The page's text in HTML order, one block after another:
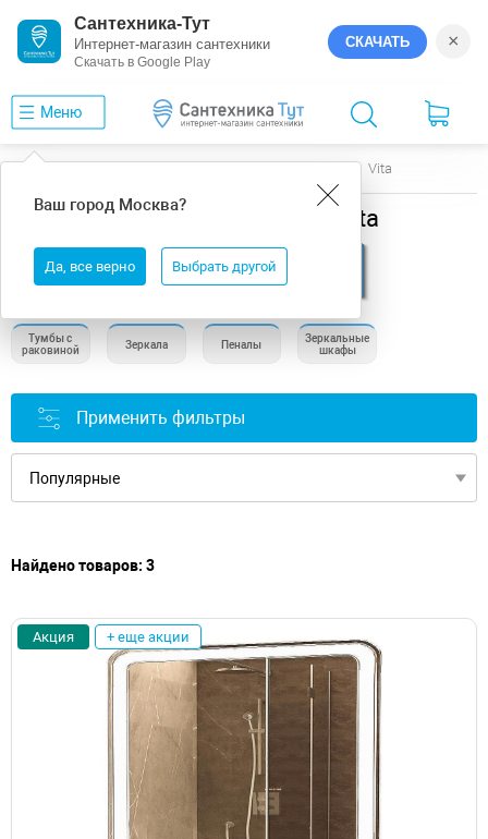
Сантехника-Тут
Интернет-магазин сантехники
Скачать в Google Play
СКАЧАТЬ ×
Меню
Ваш город Москва?
Да, все верно Выбрать другой
Vita
Мебель для ванной Art&Max Vita
Тумбы с
раковиной
Зеркала Пеналы
Зеркальные
шкафы
Применить фильтры
Найдено товаров: 3
Акция + еще акции